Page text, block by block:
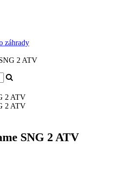
záhrady
2 ATV
SNG 2 ATV